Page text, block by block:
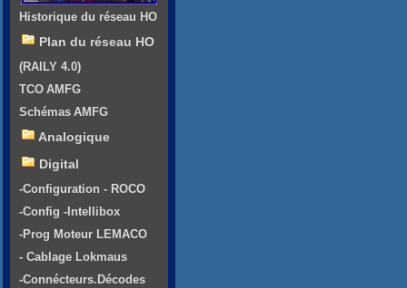
Historique du réseau HO
Plan du réseau HO
(RAILY 4.0)
TCO AMFG
Schémas AMFG
Analogique
Digital
-Configuration - ROCO
-Config -Intellibox
-Prog Moteur LEMACO
- Cablage Lokmaus
-Connécteurs.Décodes